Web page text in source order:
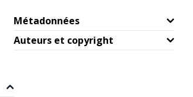
Métadonnées
Auteurs et copyright